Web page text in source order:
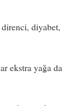
diyabet,
ekstra yağa da